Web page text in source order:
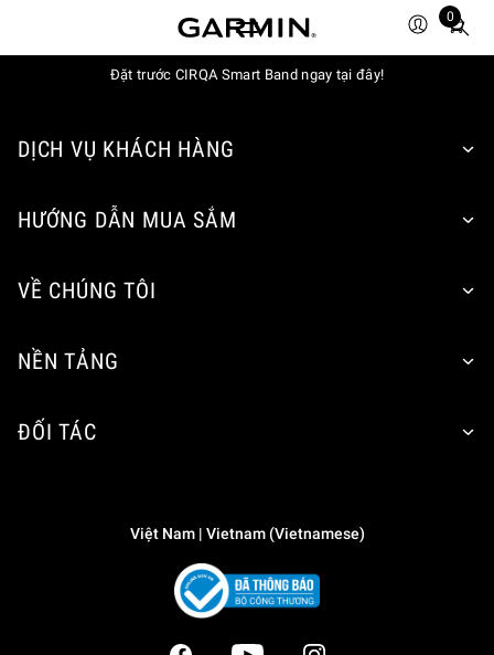
0
Total
items
Đặt trước CIRQA Smart Band ngay tại đây!
DỊCH VỤ KHÁCH HÀNG
HƯỚNG DẪN MUA SẮM
VỀ CHÚNG TÔI
NỀN TẢNG
ĐỐI TÁC
Việt Nam | Vietnam (Vietnamese)